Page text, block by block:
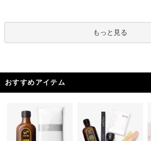
もっと見る
おすすめアイテム